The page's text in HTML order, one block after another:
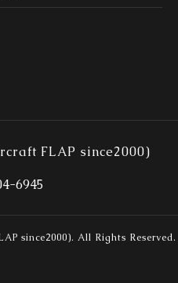
FLAP since2000)
6945
since2000). All Rights Reserved.